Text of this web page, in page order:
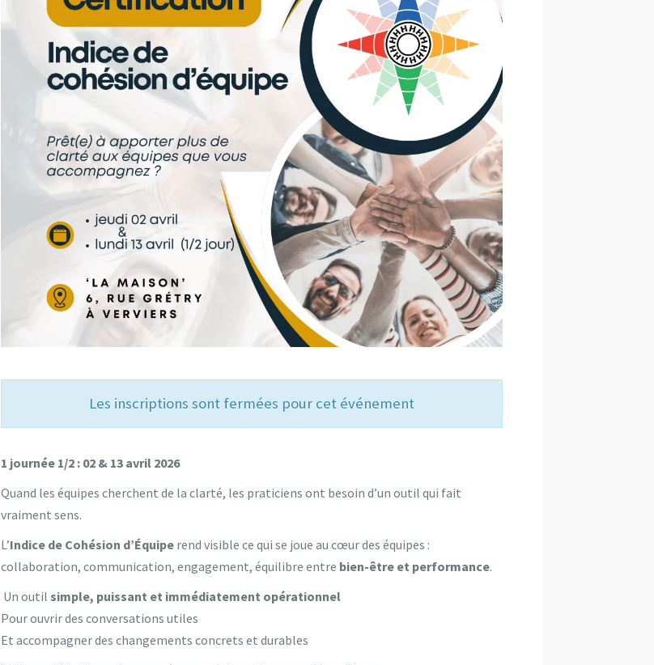
Les inscriptions sont fermées pour cet événement
1 journée 1/2 : 02 & 13 avril 2026
Quand les équipes cherchent de la clarté, les praticiens ont besoin d’un outil qui fait
vraiment sens.
L’Indice de Cohésion d’Équiperend visible ce qui se joue au cœur des équipes :
collaboration, communication, engagement, équilibre entre bien-être et performance.
Un outil simple, puissant et immédiatement opérationnel
Pour ouvrir des conversations utiles
Et accompagner des changements concrets et durables